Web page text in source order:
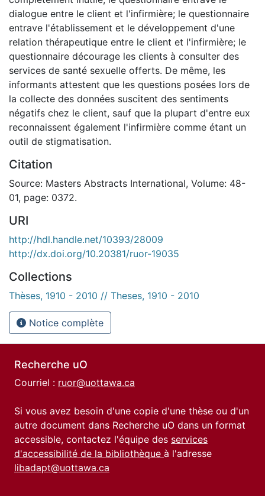
dialogue entre le client et l'infirmière; le questionnaire
entrave l'établissement et le développement d'une
relation thérapeutique entre le client et l'infirmière; le
questionnaire décourage les clients à consulter des
services de santé sexuelle offerts. De même, les
informants attestent que les questions posées lors de
la collecte des données suscitent des sentiments
négatifs chez le client, sauf que la plupart d'entre eux
reconnaissent également l'infirmière comme étant un
outil de stigmatisation.
Citation
Source: Masters Abstracts International, Volume: 48-
01, page: 0372.
URI
http://hdl.handle.net/10393/28009
http://dx.doi.org/10.20381/ruor-19035
Collections
Thèses, 1910 - 2010 // Theses, 1910 - 2010
Notice complète
Recherche uO
Courriel : ruor@uottawa.ca
Si vous avez besoin d'une copie d'une thèse ou d'un
autre document dans Recherche uO dans un format
accessible, contactez l'équipe des services
d'accessibilité de la bibliothèque à l'adresse
libadapt@uottawa.ca